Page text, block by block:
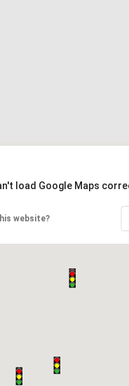
load Google Maps
website?